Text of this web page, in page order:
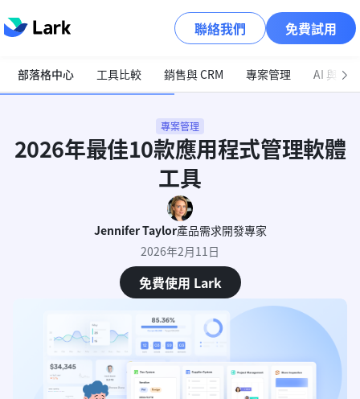
聯絡我們 免費試用
部落格中心 工具比較 銷售與 CRM 專案管理 AI 與自
專案管理
2026年最佳10款應用程式管理軟體
工具
Jennifer Taylor產品需求開發專家
2026年2月11日
免費使用 Lark